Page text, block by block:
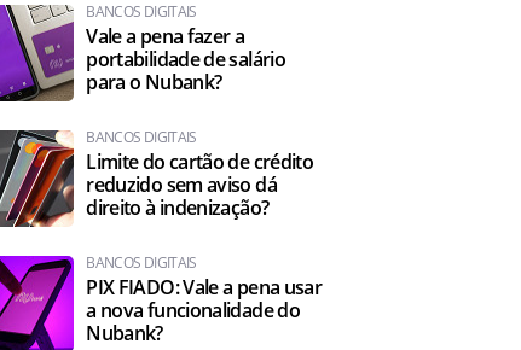
BANCOS DIGITAIS
Vale a pena fazer a
portabilidade de salário
para o Nubank?
BANCOS DIGITAIS
Limite do cartão de crédito
reduzido sem aviso dá
direito à indenização?
BANCOS DIGITAIS
PIX FIADO: Vale a pena usar
a nova funcionalidade do
Nubank?